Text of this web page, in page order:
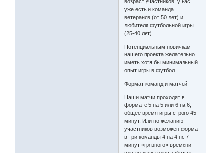
возраст участников, у нас
уже есть и команда
ветеранов (от 50 лет) и
любители футбольной игры
(25-40 лет).
Потенциальным новичкам
нашего проекта желательно
иметь хотя бы минимальный
опыт игры в футбол.
Формат команд и матчей
Наши матчи проходят в
формате 5 на 5 или 6 на 6,
общее время игры строго 45
минут. Или по желанию
участников возможен формат
в три команды 4 на 4 по 7
минут «грязного» времени